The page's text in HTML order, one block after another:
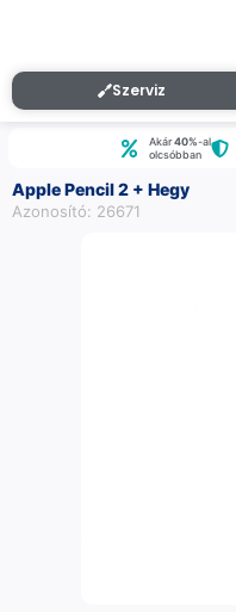
Szerviz
Akár40%-al
olcsóbban
Apple Pencil 2 + Hegy
Azonosító: 26671